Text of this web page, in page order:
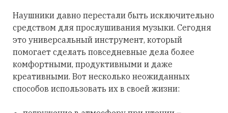
Наушники давно перестали быть исключительно
средством для прослушивания музыки. Сегодня
это универсальный инструмент, который
помогает сделать повседневные дела более
комфортными, продуктивными и даже
креативными. Вот несколько неожиданных
способов использовать их в своей жизни: